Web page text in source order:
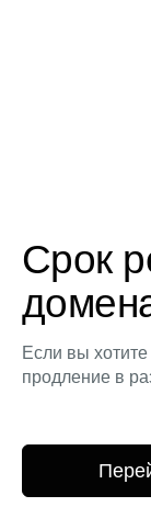
Срок
Если вы
продление в